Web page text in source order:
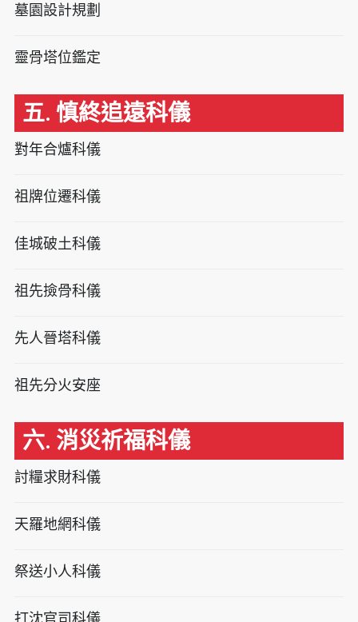
墓園設計規劃
靈骨塔位鑑定
五. 慎終追遠科儀
對年合爐科儀
祖牌位遷科儀
佳城破土科儀
祖先撿骨科儀
先人晉塔科儀
祖先分火安座
六. 消災祈福科儀
討糧求財科儀
天羅地網科儀
祭送小人科儀